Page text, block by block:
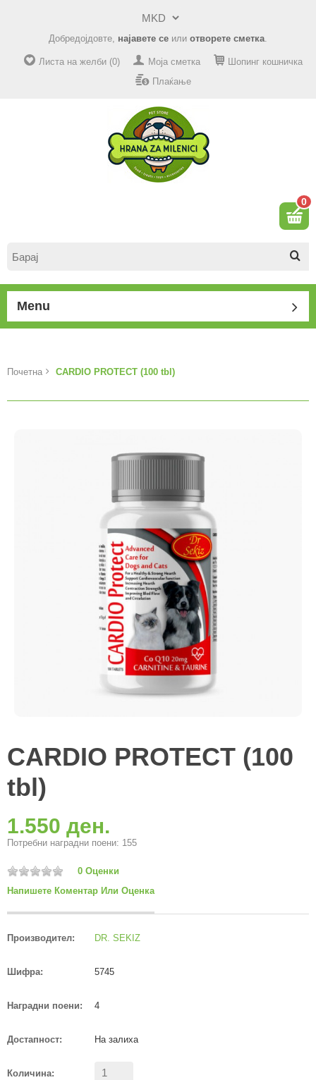
Добредојдовте, најавете се или отворете сметка.
Листа на желби (0) Моја сметка
Шопинг кошничка
Плаќање
0
Menu
Почетна CARDIO PROTECT (100 tbl)
CARDIO PROTECT (100
tbl)
1.550 ден.
Потребни наградни поени: 155
0 Оценки
Напишете Коментар Или Оценка
Производител: DR. SEKIZ
Шифра: 5745
Наградни поени: 4
Достапност: На залиха
Количина: